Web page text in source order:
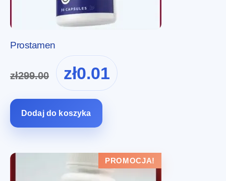
Prostamen
zł299.00
Pierwotna
cena
wynosiła:
zł0.01
cena
Dodaj do koszyka
PROMOCJA!